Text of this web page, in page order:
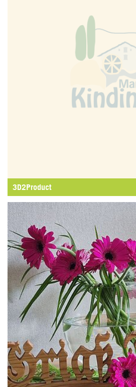
3D2Product